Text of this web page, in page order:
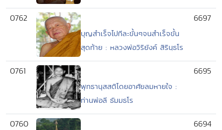
0762
บุญสำเร็จไปทีละขั้นๆจนสำเร็จขั้น
สุดท้าย : หลวงพ่อวิริยังค์ สิรินฺธโร
6697
0761
พุทธานุสสติโดยอาศัยลมหายใจ :
ท่านพ่อลี ธัมมธโร
6695
0760 6694